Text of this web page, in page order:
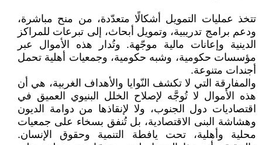
تتخذ عمليات التمويل أشكالًا متعدّدة، من منح مباشرة،
ودعم برامج تدريبية، وتمويل أبحاث، إلى تبرعات للمراكز
الدينية وإعانات مالية موجّهة. وتُدار هذه الأموال عبر
مؤسسات حكومية، وشبه حكومية، وجمعيات أهلية تحمل
أجندات متنوعة.
والمفارقة التي لا تكشف النّوايا والأهداف الغربية، هي أن
هذه الأموال لا تُوجَّه لإصلاح الخلل البنيوي العميق في
اقتصاديات دول الجنوب، ولا لإنقاذها من دوامة الديون
وهشاشة البنى الاقتصادية، بل تُنفق بسخاء على جمعيات
محلية وأهلية، تحت يافطة التنمية وحقوق الإنسان.